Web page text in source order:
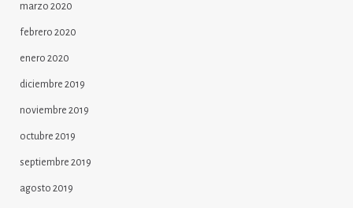
marzo 2020
febrero 2020
enero 2020
diciembre 2019
noviembre 2019
octubre 2019
septiembre 2019
agosto 2019